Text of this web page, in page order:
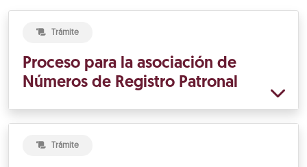
Trámite
Proceso para la asociación de
Números de Registro Patronal
Trámite